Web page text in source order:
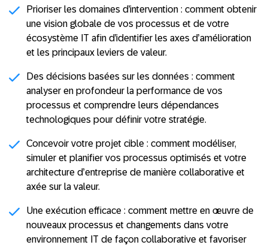
Prioriser les domaines d’intervention : comment obtenir
une vision globale de vos processus et de votre
écosystème IT afin d’identifier les axes d’amélioration
et les principaux leviers de valeur.
Des décisions basées sur les données : comment
analyser en profondeur la performance de vos
processus et comprendre leurs dépendances
technologiques pour définir votre stratégie.
Concevoir votre projet cible : comment modéliser,
simuler et planifier vos processus optimisés et votre
architecture d’entreprise de manière collaborative et
axée sur la valeur.
Une exécution efficace : comment mettre en œuvre de
nouveaux processus et changements dans votre
environnement IT de façon collaborative et favoriser